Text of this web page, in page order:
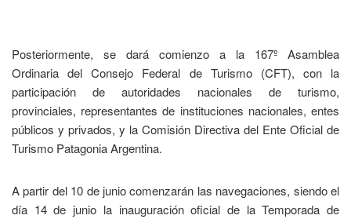
Posteriormente, se dará comienzo a la 167º Asamblea
Ordinaria del Consejo Federal de Turismo (CFT), con la
participación de autoridades nacionales de turismo,
provinciales, representantes de instituciones nacionales, entes
públicos y privados, y la Comisión Directiva del Ente Oficial de
Turismo Patagonia Argentina.
A partir del 10 de junio comenzarán las navegaciones, siendo el
día 14 de junio la inauguración oficial de la Temporada de